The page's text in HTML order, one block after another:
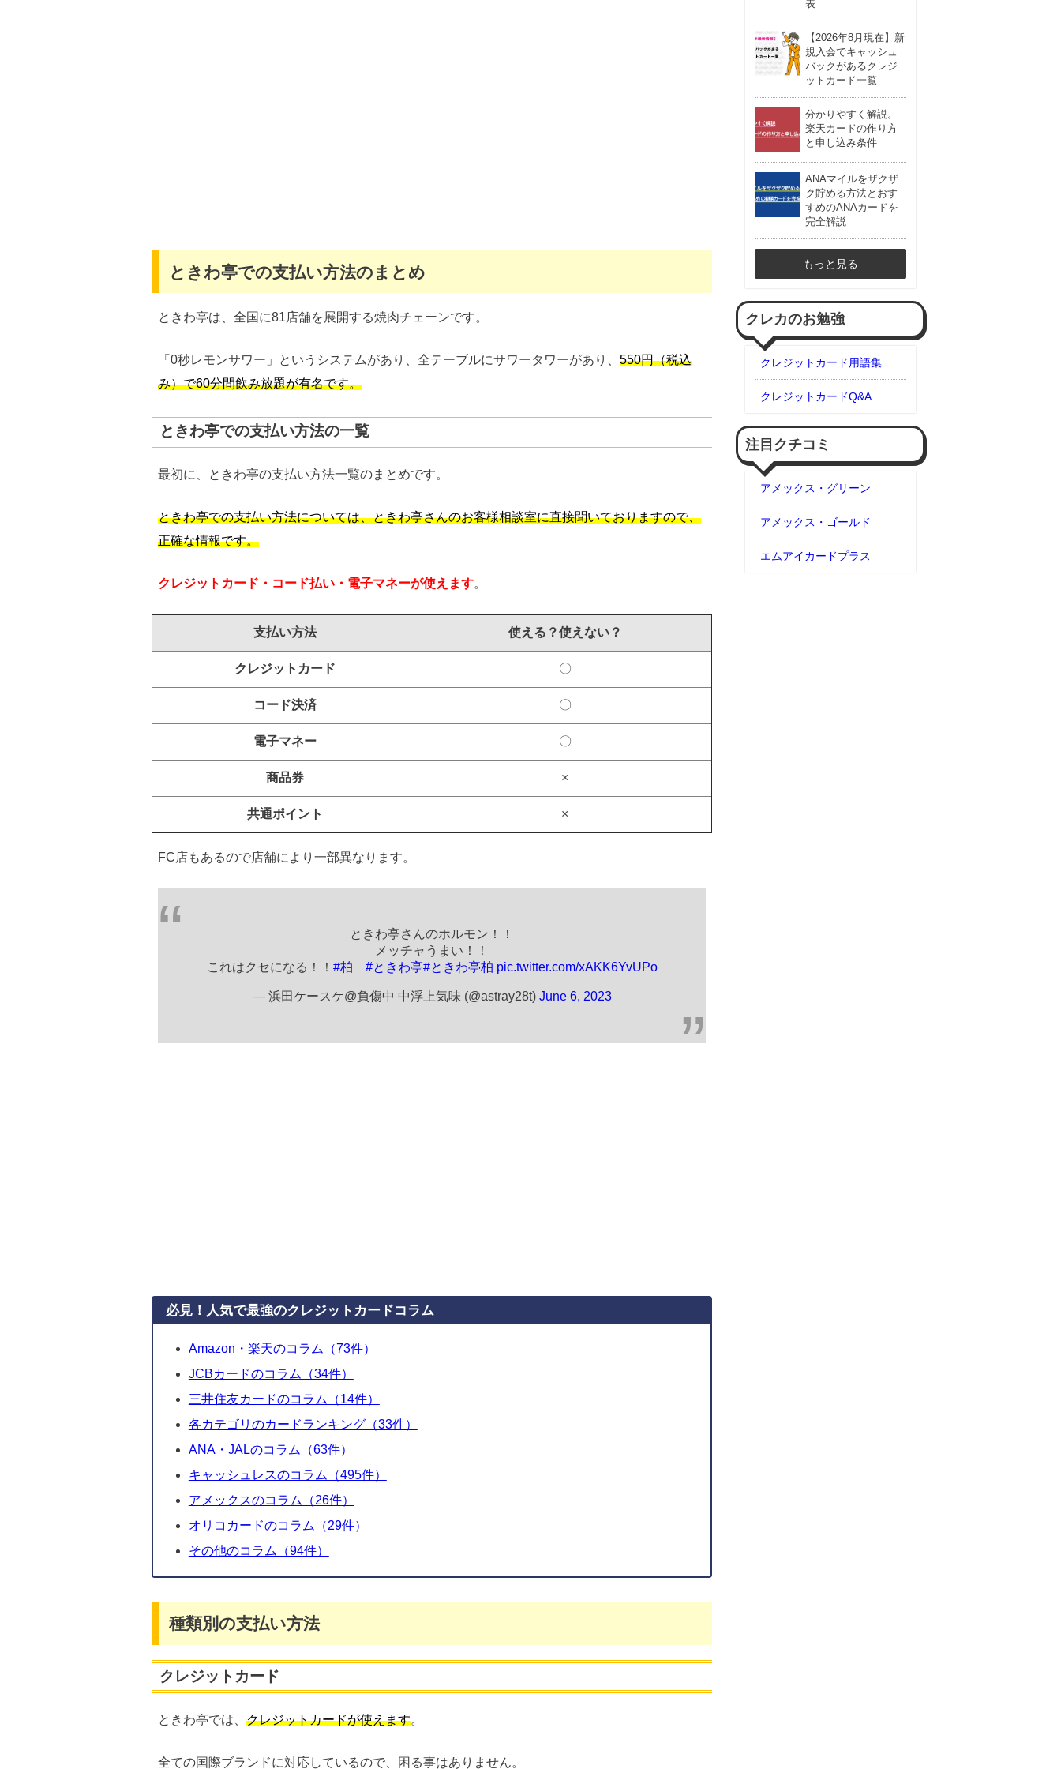
ときわ亭での支払い方法のまとめ
ときわ亭は、全国に81店舗を展開する焼肉チェーンです。
「0秒レモンサワー」というシステムがあり、全テーブルにサワータワーがあり、 550円（税込
み）で60分間飲み放題が有名です。
ときわ亭での支払い方法の一覧
最初に、ときわ亭の支払い方法一覧のまとめです。
ときわ亭での支払い方法については、ときわ亭さんのお客様相談室に直接聞いておりますので、
正確な情報です。
クレジットカード・コード払い・電子マネーが使えます。
支払い方法 使える？使えない？
クレジットカード 〇
コード決済 〇
電子マネー 〇
商品券 ×
共通ポイント ×
FC店もあるので店舗により一部異なります。
ときわ亭さんのホルモン！！
メッチャうまい！！
これはクセになる！！ #柏 #ときわ亭#ときわ亭柏 pic.twitter.com/xAKK6YvUPo
— 浜田ケースケ@負傷中 中浮上気味 (@astray28t) June 6, 2023
必見！人気で最強のクレジットカードコラム
Amazon・楽天のコラム（73件）
JCBカードのコラム（34件）
三井住友カードのコラム（14件）
各カテゴリのカードランキング（33件）
ANA・JALのコラム（63件）
キャッシュレスのコラム（495件）
アメックスのコラム（26件）
オリコカードのコラム（29件）
その他のコラム（94件）
種類別の支払い方法
クレジットカード
ときわ亭では、 クレジットカードが使えます。
全ての国際ブランドに対応しているので、困る事はありません。
表
【2026年8月現在】新
規入会でキャッシュ
バックがあるクレジ
ットカード一覧
分かりやすく解説。
楽天カードの作り方
と申し込み条件
ANAマイルをザクザ
ク貯める方法とおす
すめのANAカードを
完全解説
もっと見る
クレカのお勉強
クレジットカード用語集
クレジットカードQ&A
注目クチコミ
アメックス・グリーン
アメックス・ゴールド
エムアイカードプラス